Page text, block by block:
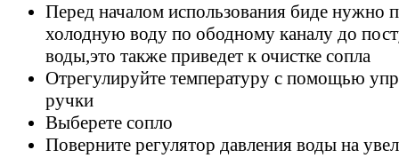
Перед началом использования биде нужно
холодную воду по ободному каналу до
воды,это также приведет к очистке сопла
Отрегулируйте температуру с помощью
ручки
Выберете сопло
Поверните регулятор давления воды на